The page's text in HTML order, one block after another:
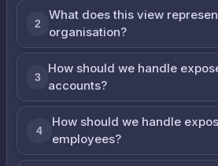
2
What does this view
organisation?
3
How should we handle
accounts?
4
How should we handle
employees?